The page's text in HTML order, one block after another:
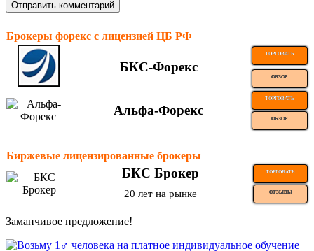
Брокеры форекс с лицензией ЦБ РФ
БКС-Форекс
ТОРГОВАТЬ
ОБЗОР
Альфа-Форекс
ТОРГОВАТЬ
ОБЗОР
Биржевые лицензированные брокеры
БКС Брокер ТОРГОВАТЬ
20 лет на рынке ОТЗЫВЫ
Заманчивое предложение!